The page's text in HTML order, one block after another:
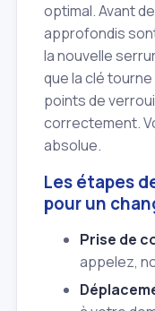
optimal. Avant
approfondis
la nouvelle
que la clé
points de
correctement.
absolue.
Les étapes
pour un
Prise de
appelez,